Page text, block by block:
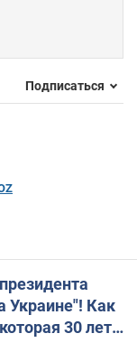
Подписаться
Как
30 лет